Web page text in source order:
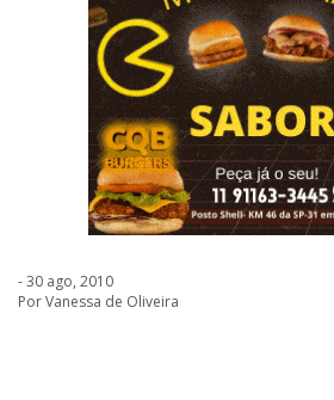
- 30 ago, 2010
Por Vanessa de Oliveira